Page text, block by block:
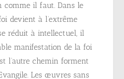
comme il faut. Dans le
devient à l’extrême
réduit à intellectuel, il
manifestation de la foi
l’autre chemin forment
Les œuvres sans